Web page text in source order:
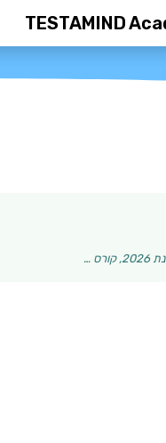
TESTAMIND
ב-2026